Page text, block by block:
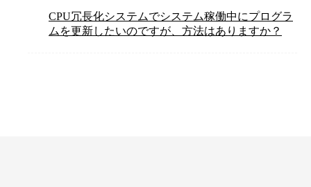
CPU冗長化システムでシステム稼働中にプログラ
ムを更新したいのですが、方法はありますか？